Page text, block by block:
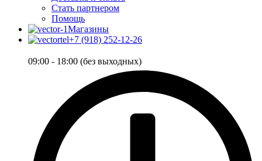
Стать партнером
Помощь
Магазины
+7 (918) 252-12-26
09:00 - 18:00 (без выходных)